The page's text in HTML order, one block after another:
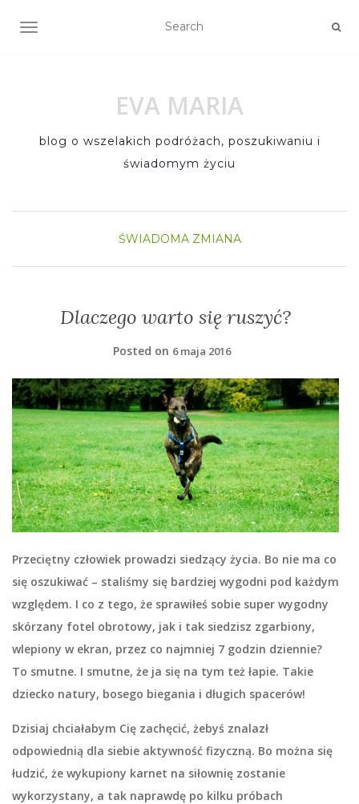
TOGGLE NAVIGATION
EVA MARIA
blog o wszelakich podróżach, poszukiwaniu i
świadomym życiu
ŚWIADOMA ZMIANA
Dlaczego warto się ruszyć?
Posted on 6 maja 2016
Przeciętny człowiek prowadzi siedzący życia. Bo nie ma co
się oszukiwać – staliśmy się bardziej wygodni pod każdym
względem. I co z tego, że sprawiłeś sobie super wygodny
skórzany fotel obrotowy, jak i tak siedzisz zgarbiony,
wlepiony w ekran, przez co najmniej 7 godzin dziennie?
To smutne. I smutne, że ja się na tym też łapie. Takie
dziecko natury, bosego biegania i długich spacerów!
Dzisiaj chciałabym Cię zachęcić, żebyś znalazł
odpowiednią dla siebie aktywność fizyczną. Bo można się
łudzić, że wykupiony karnet na siłownię zostanie
wykorzystany, a tak naprawdę po kilku próbach